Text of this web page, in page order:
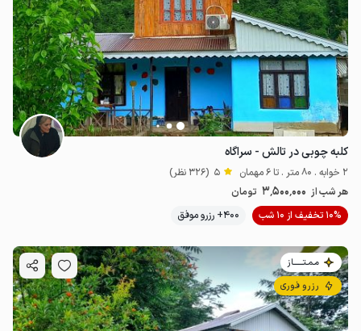
کلبه چوبی در تالش - سراگاه
2 خوابه . 80 متر . تا 6 مهمان 5 (326 نظر)
هر شب از 3٬500٬000 تومان
10% تخفیف از 10 شب
400+ رزرو موفق
مـمـتــــــاز
رزرو فوری